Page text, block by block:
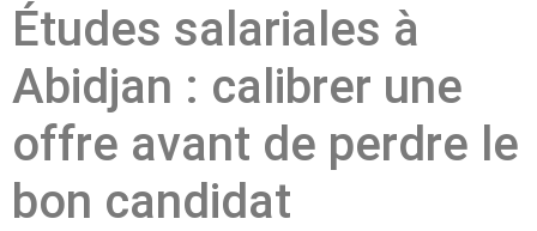
Études salariales à
Abidjan : calibrer une
offre avant de perdre le
bon candidat